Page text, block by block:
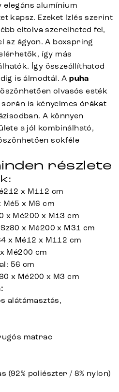
elegáns alumínium
kapsz. Ezeket ízlés szerint
eltolva szerelheted fel,
az ágyon. A boxspring
így más
Így összeállíthatod
is álmodtál. Apuha
olvasós esték
is kényelmes órákat
A könnyen
a jól kombinálható,
sokféle
részlete
x M112 cm
x M6 cm
x Mé200 x M13 cm
x Mé200 x M31 cm
x Mé12 x M112 cm
Mé200 cm
56 cm
x Mé200 x M3 cm
alátámasztás,
matrac
(92% poliészter / 8% nylon)